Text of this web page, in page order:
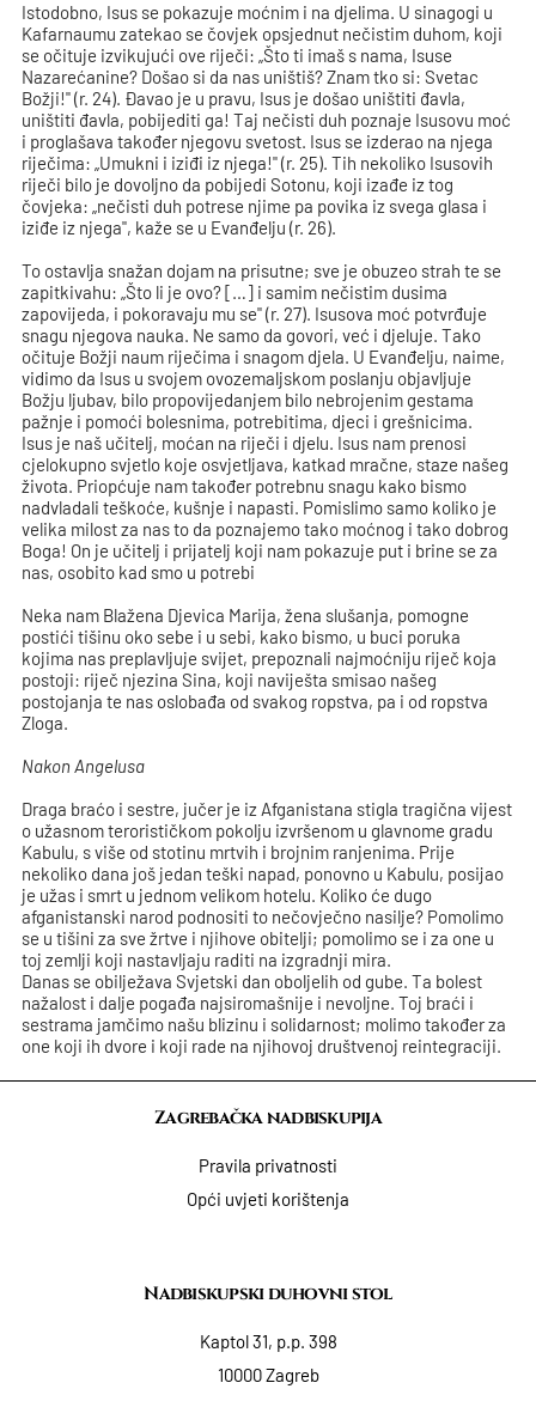
Istodobno, Isus se pokazuje moćnim i na djelima. U sinagogi u
Kafarnaumu zatekao se čovjek opsjednut nečistim duhom, koji
se očituje izvikujući ove riječi: „Što ti imaš s nama, Isuse
Nazarećanine? Došao si da nas uništiš? Znam tko si: Svetac
Božji!" (r. 24). Đavao je u pravu, Isus je došao uništiti đavla,
uništiti đavla, pobijediti ga! Taj nečisti duh poznaje Isusovu moć
i proglašava također njegovu svetost. Isus se izderao na njega
riječima: „Umukni i iziđi iz njega!" (r. 25). Tih nekoliko Isusovih
riječi bilo je dovoljno da pobijedi Sotonu, koji izađe iz tog
čovjeka: „nečisti duh potrese njime pa povika iz svega glasa i
iziđe iz njega", kaže se u Evanđelju (r. 26).
To ostavlja snažan dojam na prisutne; sve je obuzeo strah te se
zapitkivahu: „Što li je ovo? […] i samim nečistim dusima
zapovijeda, i pokoravaju mu se" (r. 27). Isusova moć potvrđuje
snagu njegova nauka. Ne samo da govori, već i djeluje. Tako
očituje Božji naum riječima i snagom djela. U Evanđelju, naime,
vidimo da Isus u svojem ovozemaljskom poslanju objavljuje
Božju ljubav, bilo propovijedanjem bilo nebrojenim gestama
pažnje i pomoći bolesnima, potrebitima, djeci i grešnicima.
Isus je naš učitelj, moćan na riječi i djelu. Isus nam prenosi
cjelokupno svjetlo koje osvjetljava, katkad mračne, staze našeg
života. Priopćuje nam također potrebnu snagu kako bismo
nadvladali teškoće, kušnje i napasti. Pomislimo samo koliko je
velika milost za nas to da poznajemo tako moćnog i tako dobrog
Boga! On je učitelj i prijatelj koji nam pokazuje put i brine se za
nas, osobito kad smo u potrebi
Neka nam Blažena Djevica Marija, žena slušanja, pomogne
postići tišinu oko sebe i u sebi, kako bismo, u buci poruka
kojima nas preplavljuje svijet, prepoznali najmoćniju riječ koja
postoji: riječ njezina Sina, koji naviješta smisao našeg
postojanja te nas oslobađa od svakog ropstva, pa i od ropstva
Zloga.
Nakon Angelusa
Draga braćo i sestre, jučer je iz Afganistana stigla tragična vijest
o užasnom terorističkom pokolju izvršenom u glavnome gradu
Kabulu, s više od stotinu mrtvih i brojnim ranjenima. Prije
nekoliko dana još jedan teški napad, ponovno u Kabulu, posijao
je užas i smrt u jednom velikom hotelu. Koliko će dugo
afganistanski narod podnositi to nečovječno nasilje? Pomolimo
se u tišini za sve žrtve i njihove obitelji; pomolimo se i za one u
toj zemlji koji nastavljaju raditi na izgradnji mira.
Danas se obilježava Svjetski dan oboljelih od gube. Ta bolest
nažalost i dalje pogađa najsiromašnije i nevoljne. Toj braći i
sestrama jamčimo našu blizinu i solidarnost; molimo također za
one koji ih dvore i koji rade na njihovoj društvenoj reintegraciji.
Zagrebačka nadbiskupija
Pravila privatnosti
Opći uvjeti korištenja
Nadbiskupski duhovni stol
Kaptol 31, p.p. 398
10000 Zagreb